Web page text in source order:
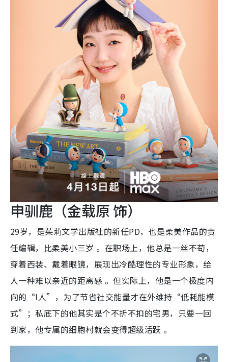
申驯鹿（金载原 饰）
29岁，是茱莉文学出版社的新任PD，也是柔美作品的责
任编辑，比柔美小三岁 。在职场上，他总是一丝不苟，
穿着西装、戴着眼镜，展现出冷酷理性的专业形象，给
人一种难以亲近的距离感 。但实际上，他是一个极度内
向的“I人”，为了节省社交能量才在外维持“低耗能模
式”；私底下的他其实是个不折不扣的宅男，只要一回
到家，他专属的细胞村就会变得超级活跃 。